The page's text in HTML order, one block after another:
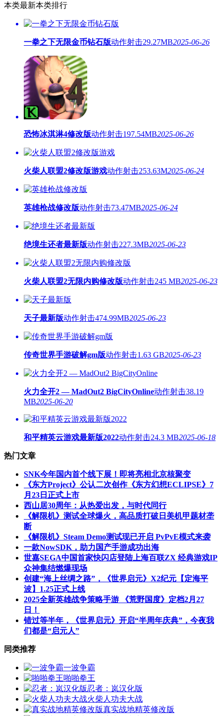
本类最新本类排行
一拳之下无限金币钻石版动作射击29.27MB2025-06-26
恐怖冰淇淋4修改版动作射击197.54MB2025-06-26
火柴人联盟2修改版游戏动作射击253.63M2025-06-24
英雄枪战修改版动作射击73.47MB2025-06-24
绝境生还者最新版动作射击227.3MB2025-06-23
火柴人联盟2无限内购修改版动作射击245 MB2025-06-23
天子最新版动作射击474.99MB2025-06-23
传奇世界手游破解gm版动作射击1.63 GB2025-06-23
火力全开2 — MadOut2 BigCityOnline动作射击38.19
MB2025-06-20
和平精英云游戏最新版2022动作射击24.3 MB2025-06-18
热门文章
SNK今年国内首个线下展！即将亮相北京核聚变
《东方Project》公认二次创作《东方幻想ECLIPSE》7
月23日正式上市
西山居30周年：从热爱出发，与时代同行
《解限机》测试全球爆火，高品质打破日美机甲题材垄
断
《解限机》Steam Demo测试现已开启 PvPvE模式来袭
一款NowSDK，助力国产手游成功出海
世嘉SEGA中国首家快闪店登陆上海百联ZX 经典游戏IP
众神集结燃爆现场
创建“海上丝绸之路”，《世界启元》X2纪元【定海平
波】1.25正式上线
2025全新英雄战争策略手游 《荒野国度》定档2月27
日！
错过等半年，《世界启元》开启“半周年庆典”，今夜我
们都是“启元人”
同类推荐
一波争霸
啪啪拳王
忍者：岚汉化版
火柴人功夫大战
真实战地精英修改版